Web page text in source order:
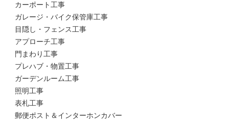
カーポート工事
ガレージ・バイク保管庫工事
目隠し・フェンス工事
アプローチ工事
門まわり工事
プレハブ・物置工事
ガーデンルーム工事
照明工事
表札工事
郵便ポスト＆インターホンカバー